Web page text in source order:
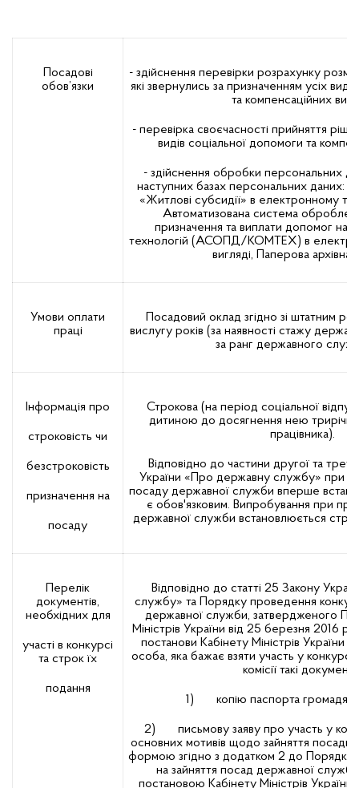
Посадові
обов’язки
- здійснення перевірки розрахунку
які звернулись за призначенням усіх
та компенсаційних
- перевірка своєчасності прийняття
видів соціальної допомоги та
- здійснення обробки персональних
наступних базах персональних даних:
«Житлові субсидії» в електронному та
Автоматизована система
призначення та виплати допомог на
технологій (АСОПД/КОМТЕХ) в
вигляді, Паперова архівна
Умови оплати
праці
Посадовий оклад згідно зі штатним
вислугу років (за наявності стажу
за ранг державного
Інформація про
строковість чи
безстроковість
призначення на
посаду
Строкова (на період соціальної
дитиною до досягнення нею
працівника).
Відповідно до частини другої та
України «Про державну службу» при
посаду державної служби вперше
є обов'язковим. Випробування при
державної служби встановлюється
Перелік
документів,
необхідних для
участі в конкурсі
та строк їх
подання
Відповідно до статті 25 Закону
службу» та Порядку проведення
державної служби, затвердженого
Міністрів України від 25 березня 2016
постанови Кабінету Міністрів України
особа, яка бажає взяти участь у
комісії такі
1) копію паспорта
2) письмову заяву про участь у
основних мотивів щодо зайняття посади
формою згідно з додатком 2 до Порядку
на зайняття посад державної
постановою Кабінету Міністрів